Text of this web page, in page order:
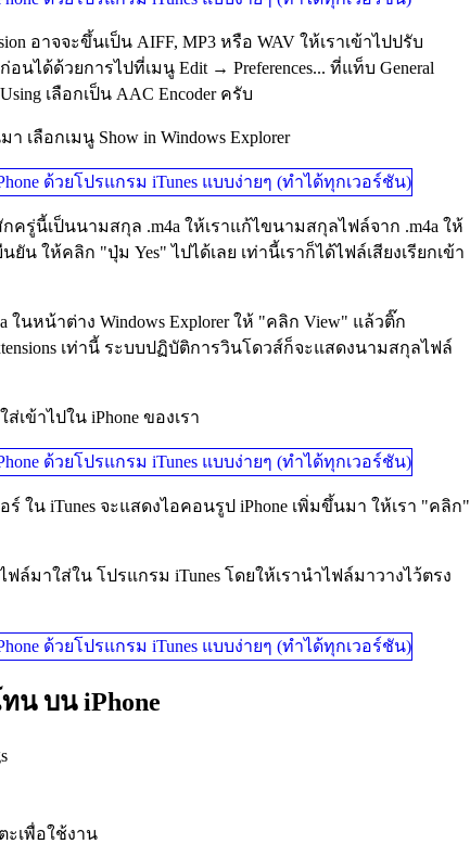
อาจจะขึ้นเป็น AIFF, MP3 หรือ WAV ให้เราเข้าไปปรับ
นได้ด้วยการไปที่เมนู Edit → Preferences... ที่แท็บ General
เลือกเป็น AAC Encoder ครับ
ลือกเมนู Show in Windows Explorer
กครู่นี้เป็นนามสกุล .m4a ให้เราแก้ไขนามสกุลไฟล์จาก .m4a ให้
ยัน ให้คลิก "ปุ่ม Yes" ไปได้เลย เท่านี้เราก็ได้ไฟล์เสียงเรียกเข้า
นหน้าต่าง Windows Explorer ให้ "คลิก View" แล้วติ๊ก
เท่านี้ ระบบปฏิบัติการวินโดวส์ก็จะแสดงนามสกุลไฟล์
ข้าไปใน iPhone ของเรา
ร์ ใน iTunes จะแสดงไอคอนรูป iPhone เพิ่มขึ้นมา ให้เรา "คลิก"
ล์มาใส่ใน โปรแกรม iTunes โดยให้เรานำไฟล์มาวางไว้ตรง
น บน iPhone
ะเพื่อใช้งาน